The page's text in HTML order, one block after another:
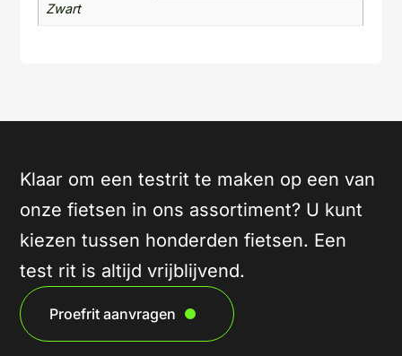
Zwart
Klaar om een testrit te maken op een van
onze fietsen in ons assortiment? U kunt
kiezen tussen honderden fietsen. Een
test rit is altijd vrijblijvend.
Proefrit aanvragen